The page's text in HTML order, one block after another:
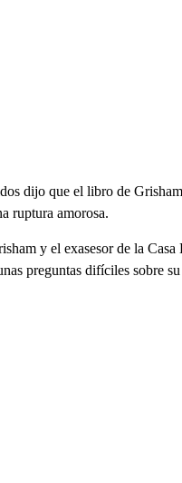
dijo que el libro de
ruptura amorosa.
y el exasesor de la
preguntas difíciles sobre